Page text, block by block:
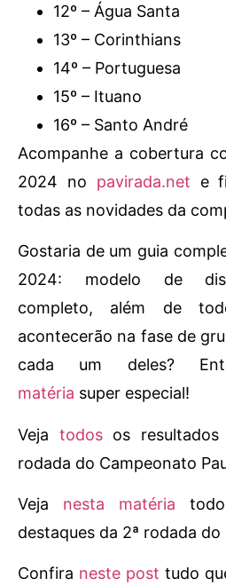
12º – Água Santa
13º – Corinthians
14º – Portuguesa
15º – Ituano
16º – Santo André
Acompanhe a cobertura
2024 no pavirada.net e
todas as novidades da
Gostaria de um guia
2024: modelo de
completo, além de
acontecerão na fase de
cada um deles?
matéria super especial!
Veja todosos resultados
rodada do Campeonato
Veja nesta matéria
destaques da 2ª rodada
Confira neste post tudo